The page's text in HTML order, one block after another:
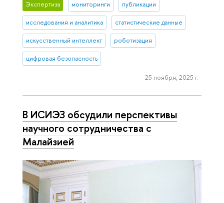
Экспертиза мониторинги публикации
исследования и аналитика статистические данные
искусственный интеллект роботизация
цифровая безопасность
25 ноября, 2025 г.
В ИСИЭЗ обсудили перспективы
научного сотрудничества с
Малайзией